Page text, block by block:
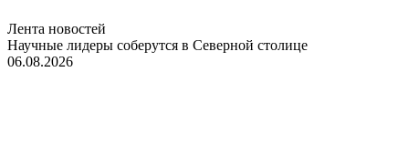
Лента новостей
Научные лидеры соберутся в Северной столице
06.08.2026